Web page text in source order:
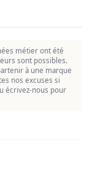
métier ont été
sont possibles.
à une marque
nos excuses si
écrivez-nous pour